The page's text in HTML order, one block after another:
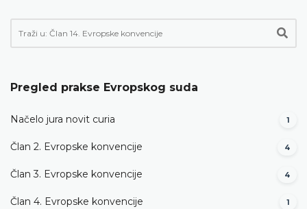
Pregled prakse Evropskog suda
Načelo jura novit curia 1
Član 2. Evropske konvencije 4
Član 3. Evropske konvencije 4
Član 4. Evropske konvencije 1